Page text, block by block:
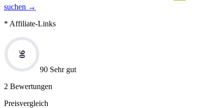
suchen →
* Affiliate-Links
90
90 Sehr gut
2 Bewertungen
Preisvergleich